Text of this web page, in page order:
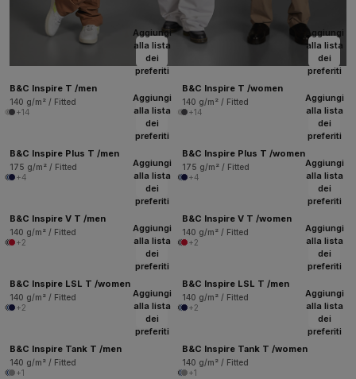
Aggiungi
alla lista
dei
preferiti
B&C Inspire T /men
140 g/m² / Fitted
+14
Aggiungi
alla lista
dei
preferiti
B&C Inspire T /women
140 g/m² / Fitted
+14
Aggiungi
alla lista
dei
preferiti
B&C Inspire Plus T /men
175 g/m² / Fitted
+4
Aggiungi
alla lista
dei
preferiti
B&C Inspire Plus T /women
175 g/m² / Fitted
+4
Aggiungi
alla lista
dei
preferiti
B&C Inspire V T /men
140 g/m² / Fitted
+2
Aggiungi
alla lista
dei
preferiti
B&C Inspire V T /women
140 g/m² / Fitted
+2
Aggiungi
alla lista
dei
preferiti
B&C Inspire LSL T /women
140 g/m² / Fitted
+2
Aggiungi
alla lista
dei
preferiti
B&C Inspire LSL T /men
140 g/m² / Fitted
+2
Aggiungi
alla lista
dei
preferiti
B&C Inspire Tank T /men
140 g/m² / Fitted
+1
Aggiungi
alla lista
dei
preferiti
B&C Inspire Tank T /women
140 g/m² / Fitted
+1